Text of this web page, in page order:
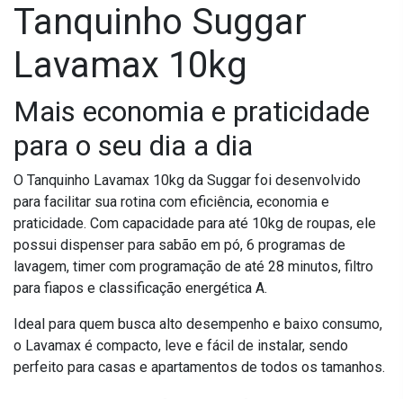
Tanquinho Suggar
Lavamax 10kg
Mais economia e praticidade
para o seu dia a dia
O Tanquinho Lavamax 10kg da Suggar foi desenvolvido
para facilitar sua rotina com eficiência, economia e
praticidade. Com capacidade para até 10kg de roupas, ele
possui dispenser para sabão em pó, 6 programas de
lavagem, timer com programação de até 28 minutos, filtro
para fiapos e classificação energética A.
Ideal para quem busca alto desempenho e baixo consumo,
o Lavamax é compacto, leve e fácil de instalar, sendo
perfeito para casas e apartamentos de todos os tamanhos.